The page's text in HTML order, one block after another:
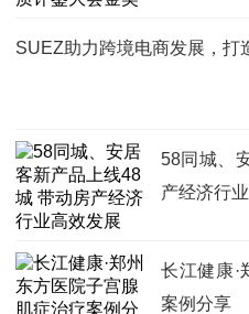
SUEZ助力跨境电商发展，打
58同城、
产经济行
长江健康·
案例分享